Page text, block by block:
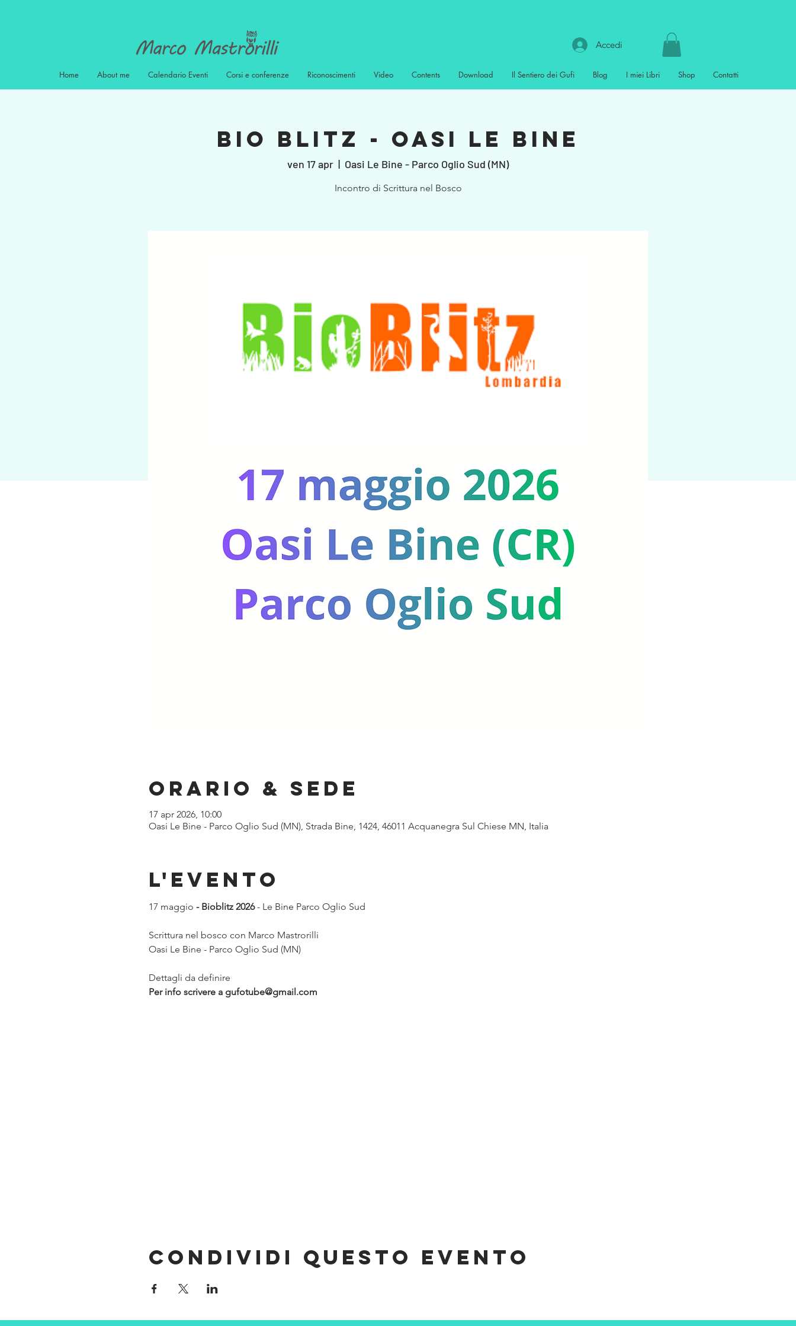
Accedi
Home About me Calendario Eventi Corsi e conferenze Riconoscimenti Video Contents Download Il Sentiero dei Gufi Blog I miei Libri Shop Contatti
Bio Blitz - Oasi Le Bine
ven 17 apr
  |
Oasi Le Bine - Parco Oglio Sud (MN)
Incontro di Scrittura nel Bosco
Orario & Sede
17 apr 2026, 10:00
Oasi Le Bine - Parco Oglio Sud (MN), Strada Bine, 1424, 46011 Acquanegra Sul Chiese MN, Italia
L'evento
17 maggio - Bioblitz 2026 - Le Bine Parco Oglio Sud
Scrittura nel bosco con Marco Mastrorilli
Oasi Le Bine - Parco Oglio Sud (MN)
Dettagli da definire
Per info scrivere a gufotube@gmail.com
Condividi questo evento